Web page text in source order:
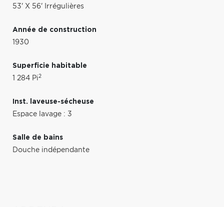
53' X 56' Irrégulières
Année de construction
1930
Superficie habitable
1 284 Pi2
Inst. laveuse-sécheuse
Espace lavage : 3
Salle de bains
Douche indépendante